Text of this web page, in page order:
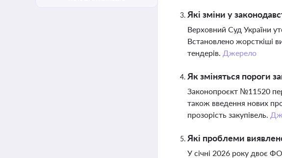
Які зміни у
Верховний Суд України
Встановлено жорсткіші
тендерів. Джерело
Як зміняться пороги
Законопроєкт №11520
також введення нових
прозорість закупівель.
Які проблеми
У січні 2026 року двоє